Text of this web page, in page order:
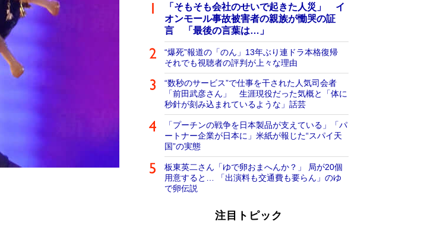
「そもそも会社のせいで起きた人災」 イ
オンモール事故被害者の親族が慟哭の証
言 「最後の言葉は…」
“爆死”報道の「のん」13年ぶり連ドラ本格復帰
それでも視聴者の評判が上々な理由
“数秒のサービス”で仕事を干された人気司会者
「前田武彦さん」 生涯現役だった気概と「体に
秒針が刻み込まれているような」話芸
「プーチンの戦争を日本製品が支えている」「パ
ートナー企業が日本に」米紙が報じた“スパイ天
国”の実態
板東英二さん「ゆで卵おまへんか？」 局が20個
用意すると… 「出演料も交通費も要らん」のゆ
で卵伝説
注目トピック